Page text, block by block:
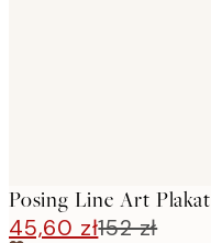
Posing Line Art Plakat
45,60 zł152 zł